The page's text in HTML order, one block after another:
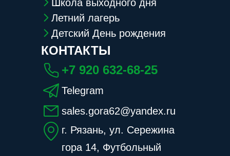
Школа выходного дня
Летний лагерь
Детский День рождения
КОНТАКТЫ
+7 920 632-68-25
Telegram
sales.gora62@yandex.ru
г. Рязань, ул. Сережина
гора 14, Футбольный